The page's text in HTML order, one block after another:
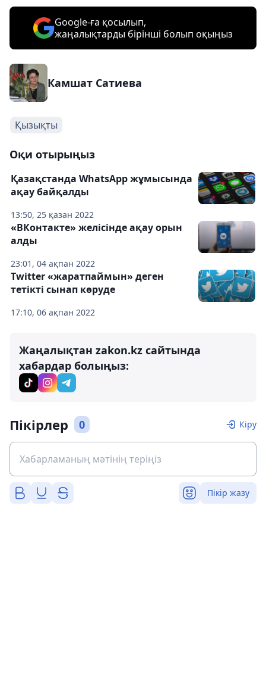
Google-ға қосылып,
жаңалықтарды бірінші болып оқыңыз
Камшат Сатиева
Қызықты
Оқи отырыңыз
13:50, 25 қазан 2022
Қазақстанда WhatsApp жұмысында
ақау байқалды
23:01, 04 ақпан 2022
«ВКонтакте» желісінде ақау орын
алды
17:10, 06 ақпан 2022
Twitter «жаратпаймын» деген
тетікті сынап көруде
Жаңалықтан zakon.kz сайтында
хабардар болыңыз:
Пікірлер 0 Кіру
Пікір жазу